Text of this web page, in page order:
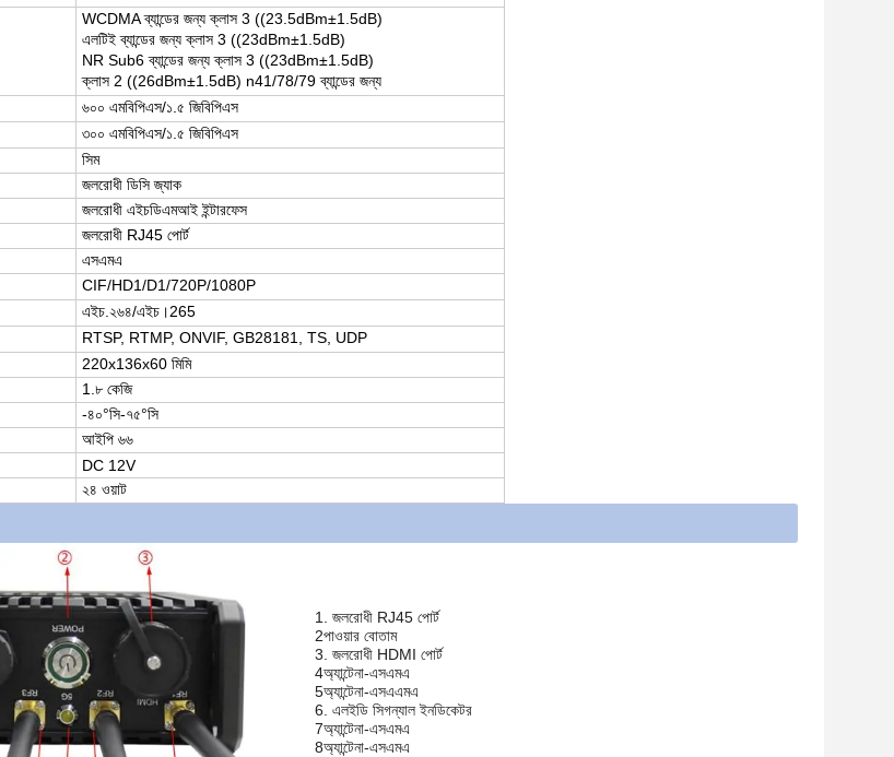
WCDMA ব্যান্ডের জন্য ক্লাস 3 ((23.5dBm±1.5dB)
এলটিই ব্যান্ডের জন্য ক্লাস 3 ((23dBm±1.5dB)
NR Sub6 ব্যান্ডের জন্য ক্লাস 3 ((23dBm±1.5dB)
ক্লাস 2 ((26dBm±1.5dB) n41/78/79 ব্যান্ডের জন্য
৬০০ এমবিপিএস/১.৫ জিবিপিএস
৩০০ এমবিপিএস/১.৫ জিবিপিএস
সিম
জলরোধী ডিসি জ্যাক
জলরোধী এইচডিএমআই ইন্টারফেস
জলরোধী RJ45 পোর্ট
এসএমএ
CIF/HD1/D1/720P/1080P
এইচ.২৬৪/এইচ।265
RTSP, RTMP, ONVIF, GB28181, TS, UDP
220x136x60 মিমি
1.৮ কেজি
-৪০°সি-৭৫°সি
আইপি ৬৬
DC 12V
২৪ ওয়াট
1. জলরোধী RJ45 পোর্ট
2পাওয়ার বোতাম
3. জলরোধী HDMI পোর্ট
4অ্যান্টেনা-এসএমএ
5অ্যান্টেনা-এসএএমএ
6. এলইডি সিগন্যাল ইনডিকেটর
7অ্যান্টেনা-এসএমএ
8অ্যান্টেনা-এসএমএ